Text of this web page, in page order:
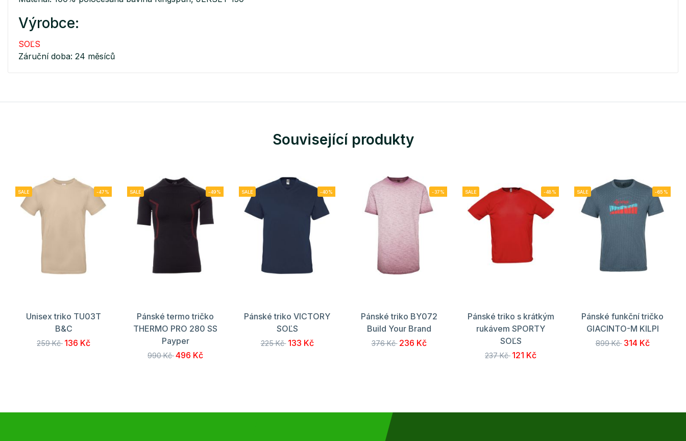
Výrobce:
SOĽS
Záruční doba: 24 měsíců
Související produkty
SALE -47%
Unisex triko TU03T
B&C
259 Kč 136 Kč
SALE -49%
Pánské termo tričko
THERMO PRO 280 SS
Payper
990 Kč496 Kč
SALE -40%
Pánské triko VICTORY
SOĽS
225 Kč 133 Kč
-37%
Pánské triko BY072
Build Your Brand
376 Kč 236 Kč
SALE -48%
Pánské triko s krátkým
rukávem SPORTY
SOĽS
237 Kč 121 Kč
SALE -65%
Pánské funkční tričko
GIACINTO-M KILPI
899 Kč 314 Kč